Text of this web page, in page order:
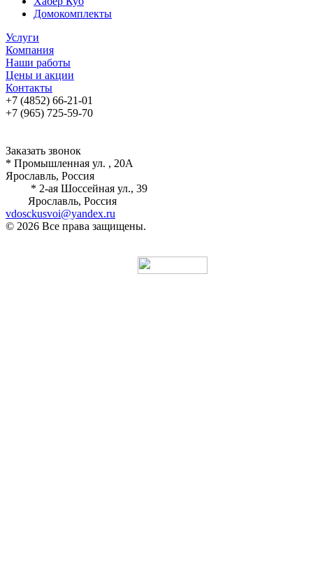
Домокомплекты
Услуги
Компания
Наши работы
Цены и акции
Контакты
+7 (4852) 66-21-01
+7 (965) 725-59-70
Заказать звонок
* Промышленная ул. , 20А
Ярославль, Россия
* 2-ая Шоссейная ул., 39
Ярославль, Россия
vdosckusvoi@yandex.ru
© 2026 Все права защищены.